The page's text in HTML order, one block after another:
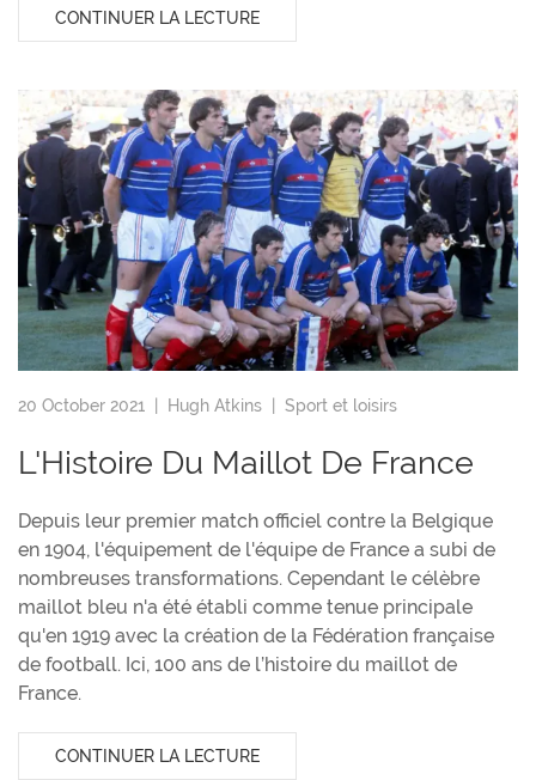
CONTINUER LA LECTURE
20 October 2021 | Hugh Atkins Sport et loisirs
L'Histoire Du Maillot De France
Depuis leur premier match officiel contre la Belgique
en 1904, l'équipement de l'équipe de France a subi de
nombreuses transformations. Cependant le célèbre
maillot bleu n'a été établi comme tenue principale
qu'en 1919 avec la création de la Fédération française
de football. Ici, 100 ans de l’histoire du maillot de
France.
CONTINUER LA LECTURE